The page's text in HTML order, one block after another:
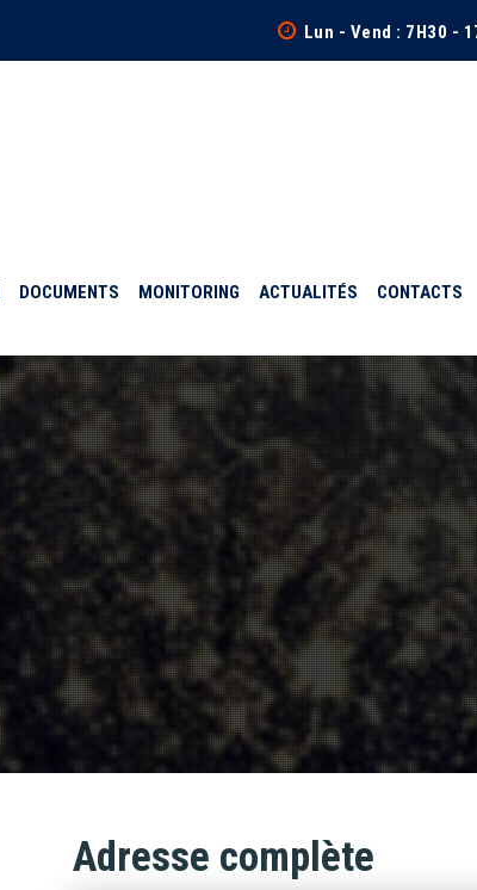
Lun - Vend : 7H30 -
DOCUMENTS MONITORING ACTUALITÉS CONTACTS
Adresse complète